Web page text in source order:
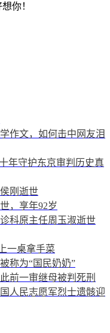
你！
作文，如何击中网友泪
年守护东京审判历史真
刚逝世
，享年92岁
科原主任周玉淑逝世
一桌拿手菜
称为“国民奶奶”
前一审继母被判死刑
人民志愿军烈士遗骸迎